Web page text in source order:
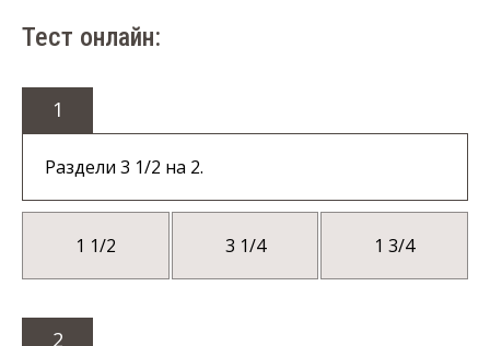
Тест онлайн:
1
Раздели 3 1/2 на 2.
1 1/2 3 1/4 1 3/4
2